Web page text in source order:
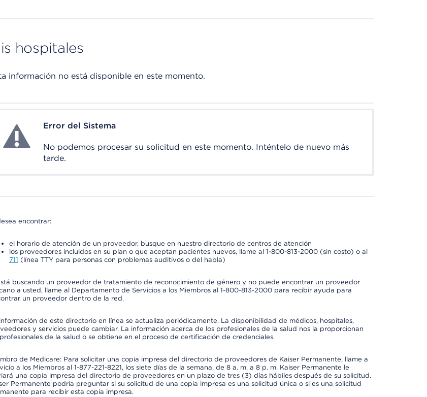
hospitales
información no está disponible en este momento.
System ErrorError del Sistema
No podemos procesar su solicitud en este momento. Inténtelo de nuevo más
tarde.
encontrar:
el horario de atención de un proveedor, busque en nuestro directorio de centros de atención
los proveedores incluidos en su plan o que aceptan pacientes nuevos, llame al 1-800-813-2000 (sin costo) o al
711 (línea TTY para personas con problemas auditivos o del habla)
buscando un proveedor de tratamiento de reconocimiento de género y no puede encontrar un proveedor
a usted, llame al Departamento de Servicios a los Miembros al 1-800-813-2000 para recibir ayuda para
un proveedor dentro de la red.
de este directorio en línea se actualiza periódicamente. La disponibilidad de médicos, hospitales,
y servicios puede cambiar. La información acerca de los profesionales de la salud nos la proporcionan
de la salud o se obtiene en el proceso de certificación de credenciales.
de Medicare: Para solicitar una copia impresa del directorio de proveedores de Kaiser Permanente, llame a
a los Miembros al 1-877-221-8221, los siete días de la semana, de 8 a. m. a 8 p. m. Kaiser Permanente le
una copia impresa del directorio de proveedores en un plazo de tres (3) días hábiles después de su solicitud.
Permanente podría preguntar si su solicitud de una copia impresa es una solicitud única o si es una solicitud
para recibir esta copia impresa.